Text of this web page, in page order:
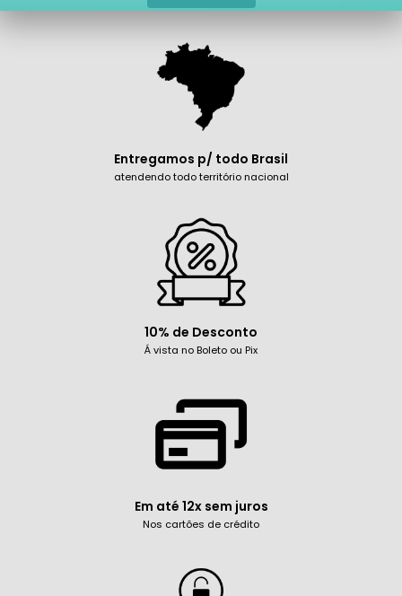
Entregamos p/ todo Brasil
atendendo todo território nacional
10% de Desconto
Á vista no Boleto ou Pix
Em até 12x sem juros
Nos cartões de crédito